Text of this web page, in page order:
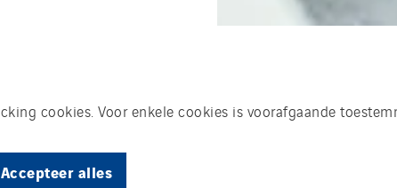
cookies. Voor enkele cookies is voorafgaande
Accepteer alles